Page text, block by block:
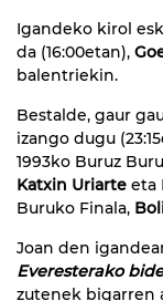
Igandeko kirol
da (16:00etan),
balentriekin.
Bestalde, gaur
izango dugu
1993ko Buruz
Katxin Uriarte eta
Buruko Finala,
Joan den
Everesterako bide
zutenek bigarren